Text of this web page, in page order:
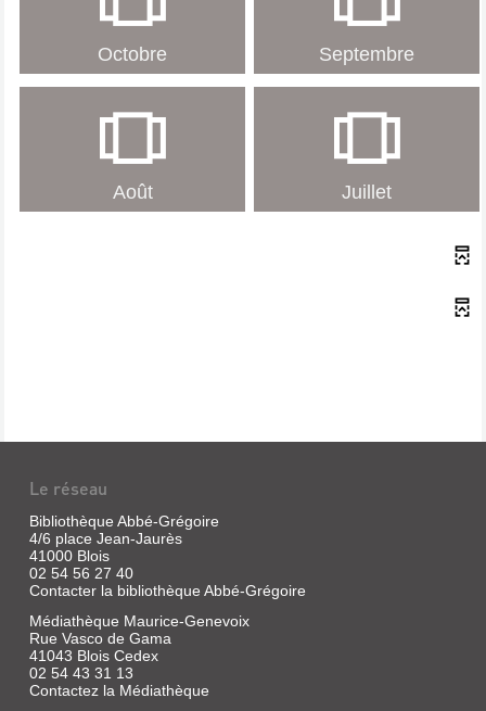
Octobre Septembre
Août Juillet
Le réseau
Bibliothèque Abbé-Grégoire
4/6 place Jean-Jaurès
41000 Blois
02 54 56 27 40
Contacter la bibliothèque Abbé-Grégoire
Médiathèque Maurice-Genevoix
Rue Vasco de Gama
41043 Blois Cedex
02 54 43 31 13
Contactez la Médiathèque